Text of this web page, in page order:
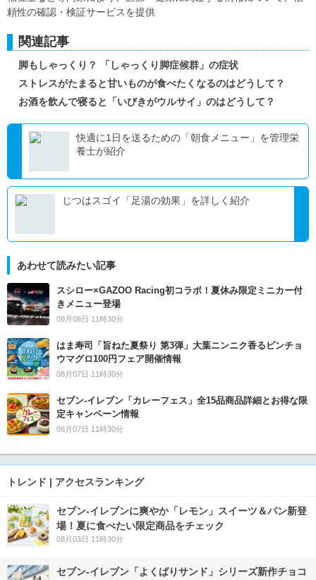
頼性の確認・検証サービスを提供
関連記事
脚もしゃっくり？ 「しゃっくり脚症候群」の症状
ストレスがたまると甘いものが食べたくなるのはどうして？
お酒を飲んで寝ると「いびきがウルサイ」のはどうして？
快適に1日を送るための「朝食メニュー」を管理栄
養士が紹介
じつはスゴイ「足湯の効果」を詳しく紹介
あわせて読みたい記事
スシロー×GAZOO Racing初コラボ！夏休み限定ミニカー付
きメニュー登場
08月08日 11時30分
はま寿司「旨ねた夏祭り 第3弾」大葉ニンニク香るビンチョ
ウマグロ100円フェア開催情報
08月07日 11時30分
セブン‐イレブン「カレーフェス」全15品商品詳細とお得な限
定キャンペーン情報
08月07日 11時30分
トレンド | アクセスランキング
セブン‐イレブンに爽やか「レモン」スイーツ＆パン新登
場！夏に食べたい限定商品をチェック
08月03日 11時30分
セブン‐イレブン「よくばりサンド」シリーズ新作チョコ